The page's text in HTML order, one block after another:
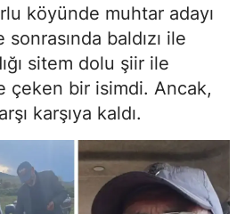
köyünde muhtar adayı
baldızı ile
sitem dolu şiir ile
çeken bir isimdi. Ancak,
karşıya kaldı.